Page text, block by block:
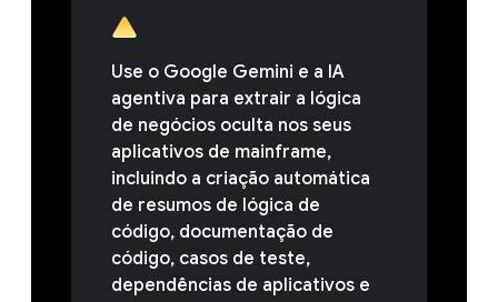
Use o Google Gemini e a IA
agentiva para extrair a lógica
de negócios oculta nos seus
aplicativos de mainframe,
incluindo a criação automática
de resumos de lógica de
código, documentação de
código, casos de teste,
dependências de aplicativos e